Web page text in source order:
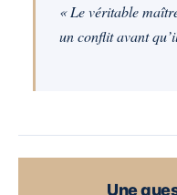
« Le véritable
un conflit avant
Une